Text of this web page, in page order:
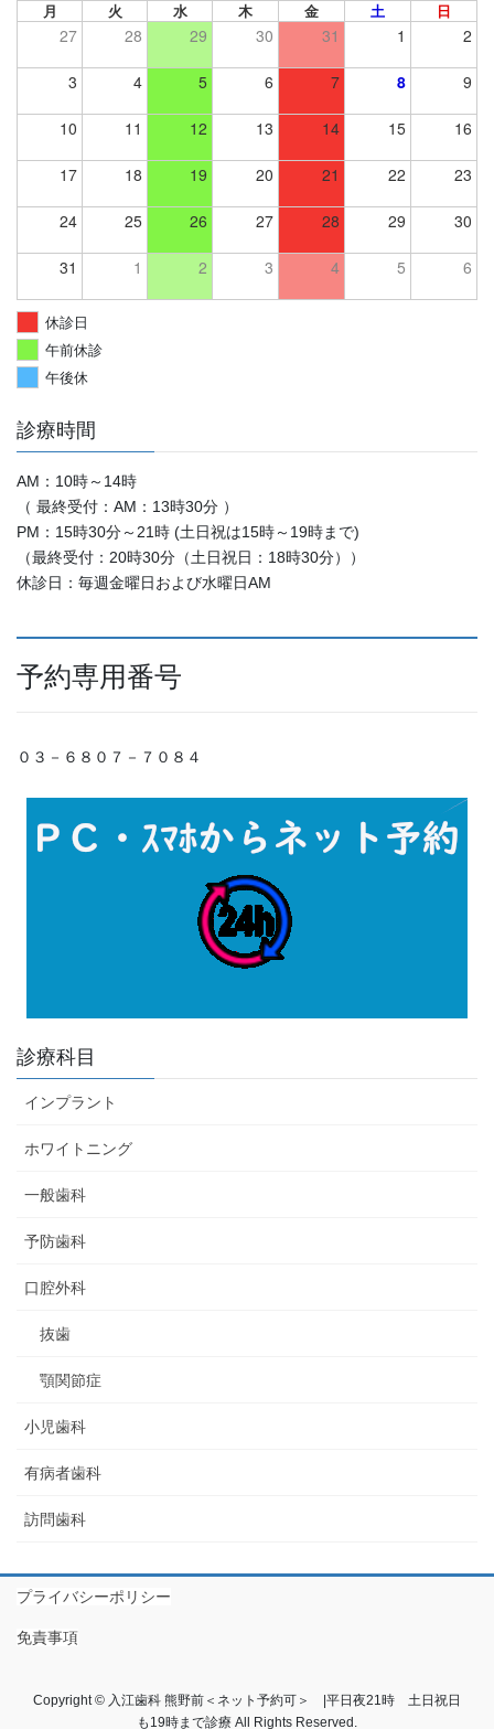
月 火 水 木 金 土 日
27 28 29 30 31 1 2
3 4 5 6 7 8 9
10 11 12 13 14 15 16
17 18 19 20 21 22 23
24 25 26 27 28 29 30
31 1 2 3 4 5 6
休診日
午前休診
午後休
診療時間
AM：10時～14時
（ 最終受付：AM：13時30分 ）
PM：15時30分～21時 (土日祝は15時～19時まで)
（最終受付：20時30分（土日祝日：18時30分））
休診日：毎週金曜日および水曜日AM
予約専用番号
０３－６８０７－７０８４
診療科目
インプラント
ホワイトニング
一般歯科
予防歯科
口腔外科
抜歯
顎関節症
小児歯科
有病者歯科
訪問歯科
プライバシーポリシー
免責事項
Copyright © 入江歯科 熊野前＜ネット予約可＞ |平日夜21時 土日祝日
も19時まで診療 All Rights Reserved.